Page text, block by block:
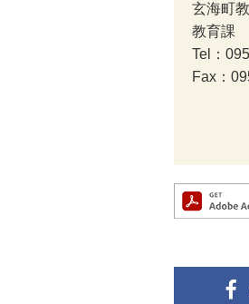
玄海町
教育課
Tel：
Fax：